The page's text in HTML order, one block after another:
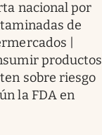
nacional por
de
|
productos
sobre riesgo
la FDA en